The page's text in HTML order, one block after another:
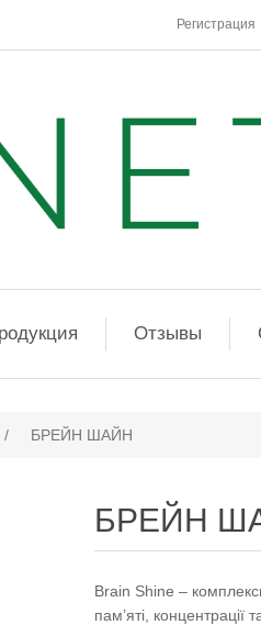
Регистрация
Отзывы
/ БРЕЙН ШАЙН
БРЕЙН
Brain Shine –
пам’яті, концентрації